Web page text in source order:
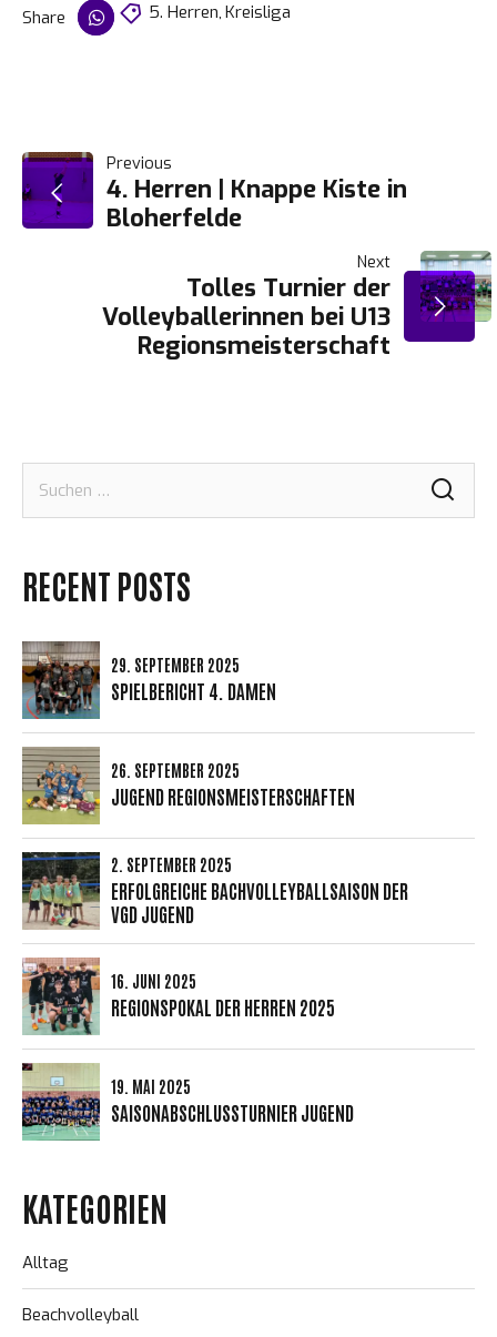
Share 5. Herren, Kreisliga
BEITRAGSNAVIGATION
Previous
4. Herren | Knappe Kiste in
Bloherfelde
Next
Tolles Turnier der
Volleyballerinnen bei U13
Regionsmeisterschaft
nach:
RECENT POSTS
29. SEPTEMBER 2025
SPIELBERICHT 4. DAMEN
26. SEPTEMBER 2025
JUGEND REGIONSMEISTERSCHAFTEN
2. SEPTEMBER 2025
ERFOLGREICHE BACHVOLLEYBALLSAISON DER
VGD JUGEND
16. JUNI 2025
REGIONSPOKAL DER HERREN 2025
19. MAI 2025
SAISONABSCHLUSSTURNIER JUGEND
KATEGORIEN
Alltag
Beachvolleyball